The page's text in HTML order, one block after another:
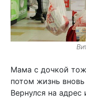
Мама с дочкой
потом жизнь
Вернулся на